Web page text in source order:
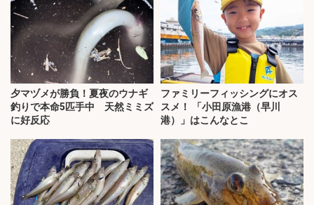
夕マヅメが勝負！夏夜のウナギ
釣りで本命5匹手中 天然ミミズ
に好反応
ファミリーフィッシングにオス
スメ！ 「小田原漁港（早川
港）」はこんなとこ